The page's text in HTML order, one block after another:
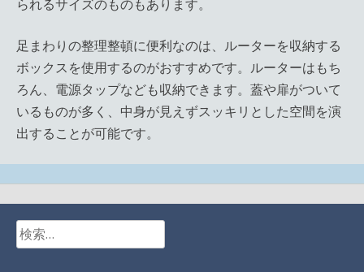
られるサイズのものもあります。
足まわりの整理整頓に便利なのは、ルーターを収納する
ボックスを使用するのがおすすめです。ルーターはもち
ろん、電源タップなども収納できます。蓋や扉がついて
いるものが多く、中身が見えずスッキリとした空間を演
出することが可能です。
検
索: